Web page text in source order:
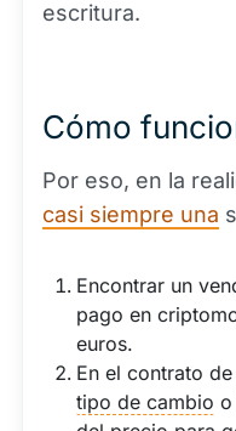
escritura.
Cómo
Por eso, en la
casi siempre una
Encontrar un
pago en
euros.
En el contrato
tipo de cambio o